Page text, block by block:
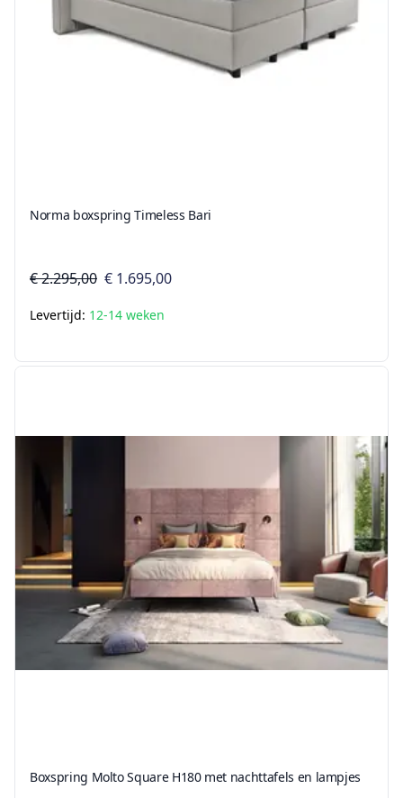
Norma boxspring Timeless Bari
€ 2.295,00 € 1.695,00
Levertijd: 12-14 weken
Boxspring Molto Square H180 met nachttafels en lampjes